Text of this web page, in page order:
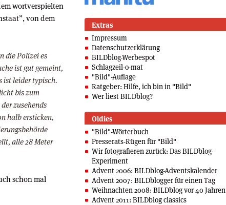
wortverspielten
von dem
die Polizei es
ist gut gemeint,
ist leider typisch.
bis zum
zusehends
halb ersticken,
alle 28 Meter
schon mal
Extras
Impressum
Datenschutzerklärung
BILDblog-Werbespot
Schlagzeil-o-mat
"Bild"-Auflage
Ratgeber: Hilfe, ich bin in "Bild"
Wer liest BILDblog?
Oldies
"Bild"-Wörterbuch
Presserats-Rügen für "Bild"
Wir fotografieren zurück: Das BILDblog-
Experiment
Advent 2006: BILDblog-Adventskalender
Advent 2007: BILDblogger für einen Tag
Weihnachten 2008: BILDblog vor 40 Jahren
Advent 2011: BILDblog classics